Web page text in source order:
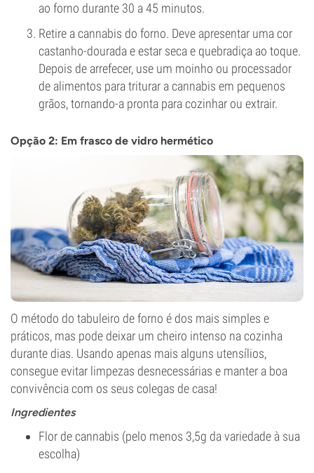
ao forno durante 30 a 45 minutos.
Retire a cannabis do forno. Deve apresentar uma cor
castanho-dourada e estar seca e quebradiça ao toque.
Depois de arrefecer, use um moinho ou processador
de alimentos para triturar a cannabis em pequenos
grãos, tornando-a pronta para cozinhar ou extrair.
Opção 2: Em frasco de vidro hermético
O método do tabuleiro de forno é dos mais simples e
práticos, mas pode deixar um cheiro intenso na cozinha
durante dias. Usando apenas mais alguns utensílios,
consegue evitar limpezas desnecessárias e manter a boa
convivência com os seus colegas de casa!
Ingredientes
Flor de cannabis (pelo menos 3,5g da variedade à sua
escolha)